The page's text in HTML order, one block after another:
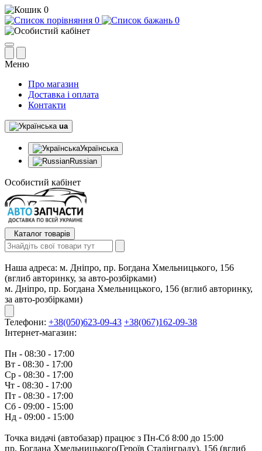
0
0
0
Меню
Про магазин
Доставка і оплата
Контакти
ua
Українська
Russian
Особистий кабінет
Каталог товарів
Наша адреса: м. Дніпро, пр. Богдана Хмельницького, 156
(вглиб авторинку, за авто-розбірками)
м. Дніпро, пр. Богдана Хмельницького, 156 (вглиб авторинку,
за авто-розбірками)
Телефони: +38(050)623-09-43 +38(067)162-09-38
Інтернет-магазин:
Пн - 08:30 - 17:00
Вт - 08:30 - 17:00
Ср - 08:30 - 17:00
Чт - 08:30 - 17:00
Пт - 08:30 - 17:00
Сб - 09:00 - 15:00
Нд - 09:00 - 15:00
Точка видачі (автобазар) працює з Пн-Сб 8:00 до 15:00
пр. Богдана Хмельницького(Героїв Сталінграду), 156 (вглиб